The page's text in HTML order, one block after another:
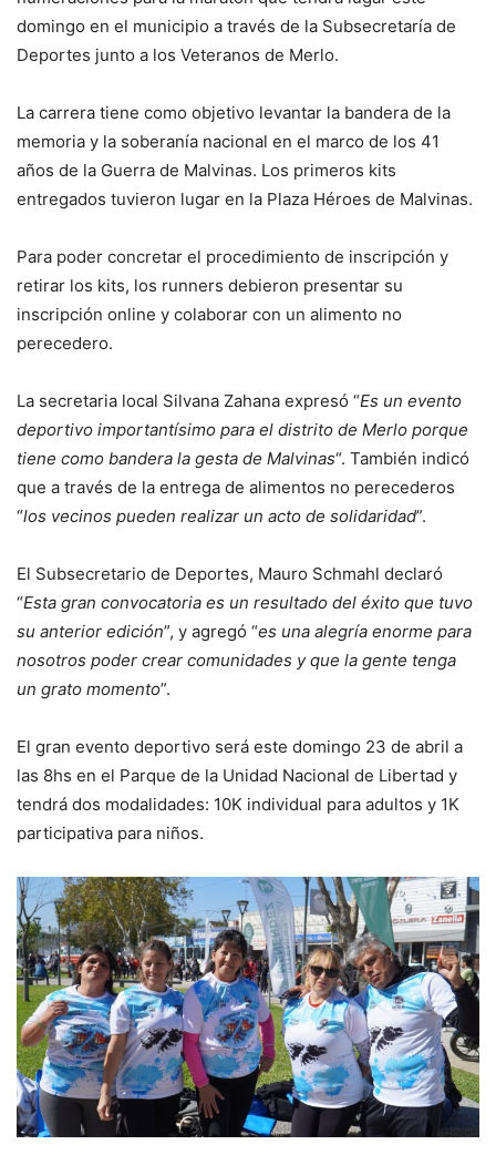
domingo en el municipio a través de la Subsecretaría de
Deportes junto a los Veteranos de Merlo.
La carrera tiene como objetivo levantar la bandera de la
memoria y la soberanía nacional en el marco de los 41
años de la Guerra de Malvinas. Los primeros kits
entregados tuvieron lugar en la Plaza Héroes de Malvinas.
Para poder concretar el procedimiento de inscripción y
retirar los kits, los runners debieron presentar su
inscripción online y colaborar con un alimento no
perecedero.
La secretaria local Silvana Zahana expresó “Es un evento
deportivo importantísimo para el distrito de Merlo porque
tiene como bandera la gesta de Malvinas“. También indicó
que a través de la entrega de alimentos no perecederos
“los vecinos pueden realizar un acto de solidaridad”.
El Subsecretario de Deportes, Mauro Schmahl declaró
“Esta gran convocatoria es un resultado del éxito que tuvo
su anterior edición”, y agregó “es una alegría enorme para
nosotros poder crear comunidades y que la gente tenga
un grato momento”.
El gran evento deportivo será este domingo 23 de abril a
las 8hs en el Parque de la Unidad Nacional de Libertad y
tendrá dos modalidades: 10K individual para adultos y 1K
participativa para niños.